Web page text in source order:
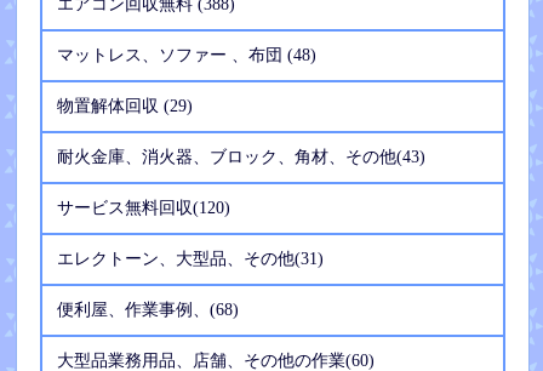
エアコン回収無料 (388)
マットレス、ソファー 、布団 (48)
物置解体回収 (29)
耐火金庫、消火器、ブロック、角材、その他(43)
サービス無料回収(120)
エレクトーン、大型品、その他(31)
便利屋、作業事例、(68)
大型品業務用品、店舗、その他の作業(60)